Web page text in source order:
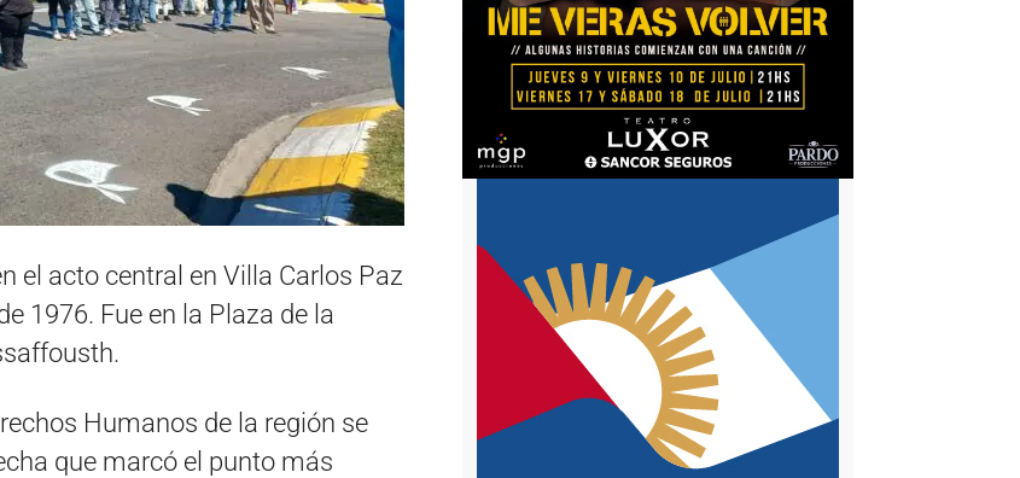
el acto central en Villa Carlos Paz
1976. Fue en la Plaza de la
Humanos de la región se
que marcó el punto más